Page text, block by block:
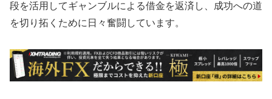
段を活用してギャンブルによる借金を返済し、成功への道
を切り拓くために日々奮闘しています。